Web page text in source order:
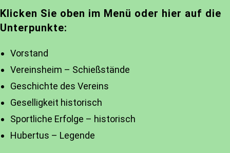
Klicken Sie oben im Menü oder hier auf die
Unterpunkte:
Vorstand
Vereinsheim – Schießstände
Geschichte des Vereins
Geselligkeit historisch
Sportliche Erfolge – historisch
Hubertus – Legende